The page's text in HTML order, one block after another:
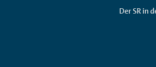
Der SR in